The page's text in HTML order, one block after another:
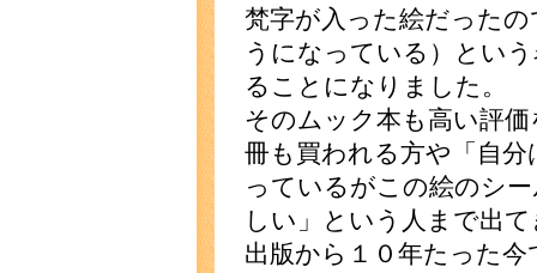
梵字が入った絵だった
うになっている）とい
ることになりました。
そのムック本も高い評
冊も買われる方や「自
っているがこの絵のシ
しい」という人まで出
出版から１０年たった